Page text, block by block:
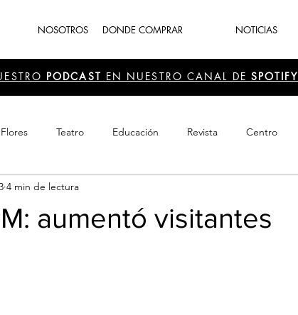
NOSOTROS DONDE COMPRAR NOTICIAS
PODCAST EN NUESTRO CANAL DE SPOTIFY
Teatro Educación Revista Centro
Recreación
aumentó visitantes
4 min de lectura